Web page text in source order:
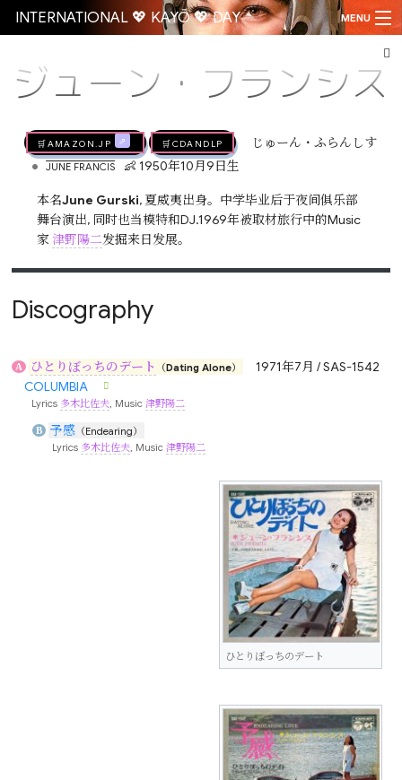
INTERNATIONAL 💖 KAYŌ 💖 DAY MENU
ジューン・フランシス
🛒AMAZON.jp 🛒CDandLP じゅーん・ふらんしす
• JUNE FRANCIS 👶 1950年10月9日生
本名June Gurski, 夏威夷出身。中学毕业后于夜间俱乐部
舞台演出, 同时也当模特和DJ.1969年被取材旅行中的Music
家 津野陽二发掘来日发展。
Discography
A ひとりぼっちのデート （Dating Alone）
1971年7月 / SAS-1542
COLUMBIA
Lyrics 多木比佐夫 , Music津野陽二
B 予感（Endearing）
Lyrics 多木比佐夫, Music 津野陽二
ひとりぼっちのデート